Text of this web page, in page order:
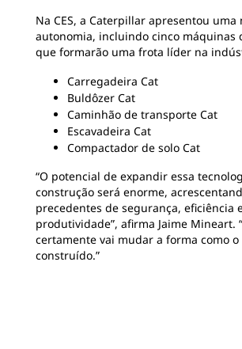
Na CES, a Caterpillar apresentou uma
autonomia, incluindo cinco máquinas
que formarão uma frota líder na
Carregadeira Cat
Buldôzer Cat
Caminhão de transporte Cat
Escavadeira Cat
Compactador de solo Cat
“O potencial de expandir essa
construção será enorme,
precedentes de segurança, eficiência
produtividade”, afirma Jaime Mineart.
certamente vai mudar a forma como
construído.”